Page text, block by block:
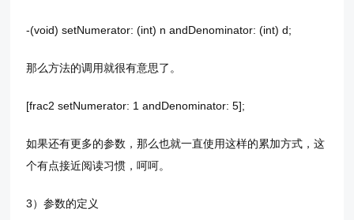
-(void) setNumerator: (int) n andDenominator: (int) d;
那么方法的调用就很有意思了。
[frac2 setNumerator: 1 andDenominator: 5];
如果还有更多的参数，那么也就一直使用这样的累加方式，这
个有点接近阅读习惯，呵呵。
3）参数的定义